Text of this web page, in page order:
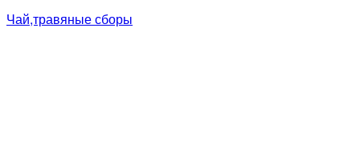
Чай,травяные сборы